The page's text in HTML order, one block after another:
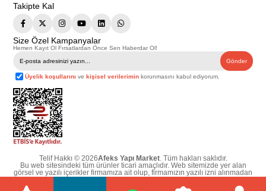
Takipte Kal
Size Özel Kampanyalar
Hemen Kayıt Ol Fırsatlardan Önce Sen Haberdar Ol!
Gönder
Üyelik koşullarını vekişisel verilerimin korunmasını kabul ediyorum.
Telif Hakkı © 2026Afeks Yapı Market. Tüm hakları saklıdır.
Bu web sitesindeki tüm ürünler ticari amaçlıdır. Web sitemizde yer alan
görsel ve yazılı içerikler firmamıza ait olup, firmamızın yazılı izni alınmadan
hiçbir yazılı/görsel içerik, logo, kopyalanamaz, kaynak gösterilemez ve
başka yerlerde kullanılamaz. İçeriklerin izin alınmadan kopyalanması ve